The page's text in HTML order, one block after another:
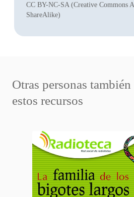
CC BY-NC-SA (Creative Commons
ShareAlike)
Otras personas
estos recursos